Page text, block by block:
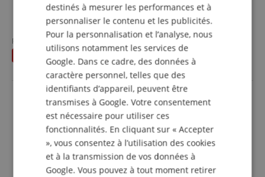
CSD401, CSD501
Farbe: Schwarz / Chrome
38,00 €
incl. la TVA +
livraison (FR)
prix d'usine 47€
destinés à mesurer les performances et à
personnaliser le contenu et les publicités.
Pour la personnalisation et l’analyse, nous
utilisons notamment les services de
Google. Dans ce cadre, des données à
caractère personnel, telles que des
identifiants d’appareil, peuvent être
transmises à Google. Votre consentement
est nécessaire pour utiliser ces
fonctionnalités. En cliquant sur « Accepter
», vous consentez à l’utilisation des cookies
et à la transmission de vos données à
Google. Vous pouvez à tout moment retirer